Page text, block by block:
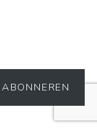
|
ABONNEREN